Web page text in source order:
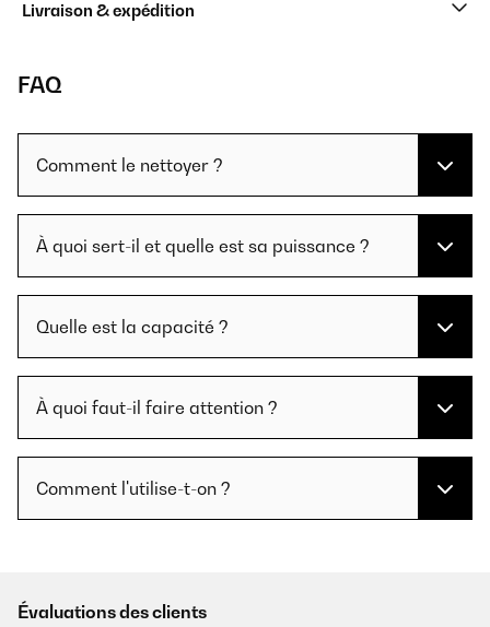
Livraison & expédition
FAQ
Comment le nettoyer ?
À quoi sert-il et quelle est sa puissance ?
Quelle est la capacité ?
À quoi faut-il faire attention ?
Comment l'utilise-t-on ?
Évaluations des clients